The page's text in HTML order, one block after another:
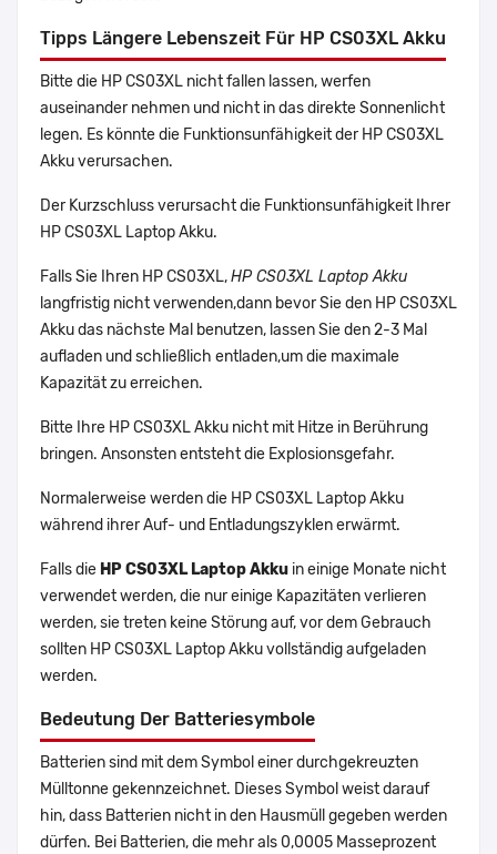
Tipps Längere Lebenszeit Für HP CS03XL Akku
Bitte die HP CS03XL nicht fallen lassen, werfen
auseinander nehmen und nicht in das direkte Sonnenlicht
legen. Es könnte die Funktionsunfähigkeit der HP CS03XL
Akku verursachen.
Der Kurzschluss verursacht die Funktionsunfähigkeit Ihrer
HP CS03XL Laptop Akku.
Falls Sie Ihren HP CS03XL,HP CS03XL Laptop Akku
langfristig nicht verwenden,dann bevor Sie den HP CS03XL
Akku das nächste Mal benutzen, lassen Sie den 2-3 Mal
aufladen und schließlich entladen,um die maximale
Kapazität zu erreichen.
Bitte Ihre HP CS03XL Akku nicht mit Hitze in Berührung
bringen. Ansonsten entsteht die Explosionsgefahr.
Normalerweise werden die HP CS03XL Laptop Akku
während ihrer Auf- und Entladungszyklen erwärmt.
Falls die HP CS03XL Laptop Akku in einige Monate nicht
verwendet werden, die nur einige Kapazitäten verlieren
werden, sie treten keine Störung auf, vor dem Gebrauch
sollten HP CS03XL Laptop Akku vollständig aufgeladen
werden.
Bedeutung Der Batteriesymbole
Batterien sind mit dem Symbol einer durchgekreuzten
Mülltonne gekennzeichnet. Dieses Symbol weist darauf
hin, dass Batterien nicht in den Hausmüll gegeben werden
dürfen. Bei Batterien, die mehr als 0,0005 Masseprozent